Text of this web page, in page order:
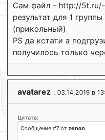
Сам файл - http://
результат для 1
(прикольный)
PS да кстати а
получилось только
avatarez , 03.14.2019 в
Цитата:
Сообщение #7 от zenon